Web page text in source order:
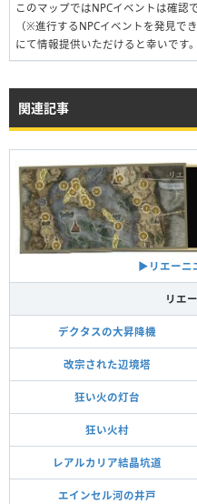
このマップではNPCイベントは確認
（※進行するNPCイベントを発見で
にて情報提供いただけると幸いです。
関連記事
▶︎リエーニ
リエ
デクタスの大昇降機
改宗された辺境塔
狂い火の灯台
狂い火村
レアルカリア結晶坑道
エインセル河の井戸